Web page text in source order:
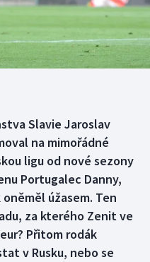
Slavie Jaroslav
na mimořádné
ligu od nové sezony
Portugalec Danny,
úžasem. Ten
za kterého Zenit ve
Přitom rodák
v Rusku, nebo se